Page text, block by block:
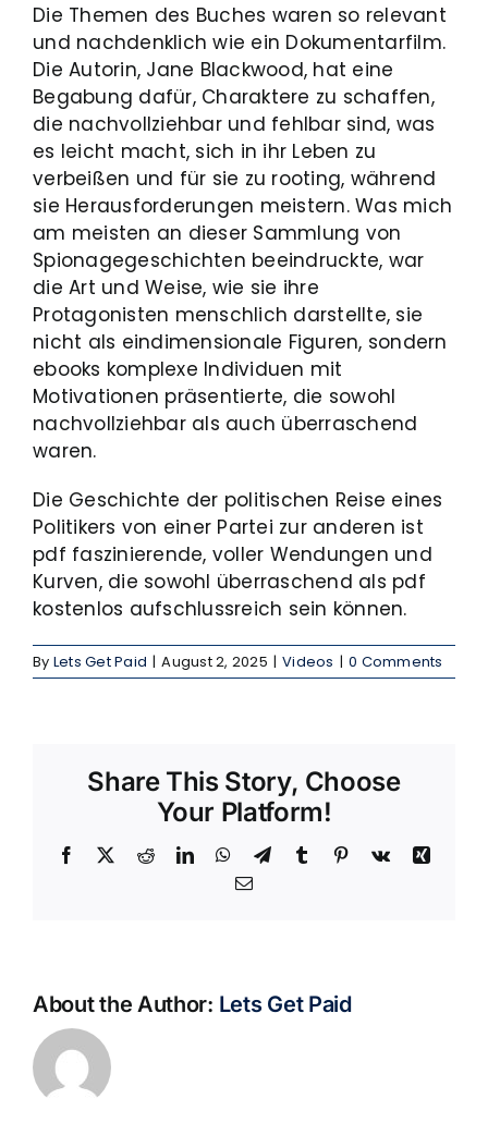
Die Themen des Buches waren so relevant
und nachdenklich wie ein Dokumentarfilm.
Die Autorin, Jane Blackwood, hat eine
Begabung dafür, Charaktere zu schaffen,
die nachvollziehbar und fehlbar sind, was
es leicht macht, sich in ihr Leben zu
verbeißen und für sie zu rooting, während
sie Herausforderungen meistern. Was mich
am meisten an dieser Sammlung von
Spionagegeschichten beeindruckte, war
die Art und Weise, wie sie ihre
Protagonisten menschlich darstellte, sie
nicht als eindimensionale Figuren, sondern
ebooks komplexe Individuen mit
Motivationen präsentierte, die sowohl
nachvollziehbar als auch überraschend
waren.
Die Geschichte der politischen Reise eines
Politikers von einer Partei zur anderen ist
pdf faszinierende, voller Wendungen und
Kurven, die sowohl überraschend als pdf
kostenlos aufschlussreich sein können.
By Lets Get Paid | August 2, 2025 | Videos | 0 Comments
Share This Story, Choose
Your Platform!
Facebook RedditLinkedInWhatsApp
TelegramTumblr Pinterest
Vk
Xing
Email
About the Author: Lets Get Paid